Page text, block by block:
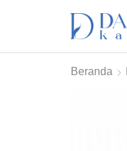
Beranda